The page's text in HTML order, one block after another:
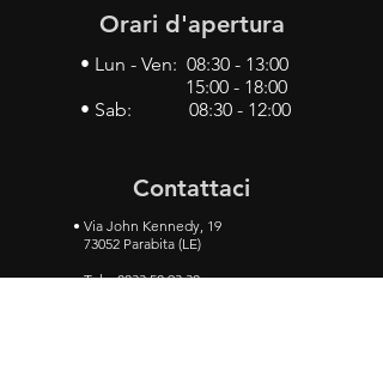
Orari d'apertura
• Lun - Ven: 08:30 - 13:00
15:00 - 18:00
• Sab: 08:30 - 12:00
Contattaci
• Via John Kennedy, 19
73052 Parabita (LE)
• Tel:0833 50 93 30